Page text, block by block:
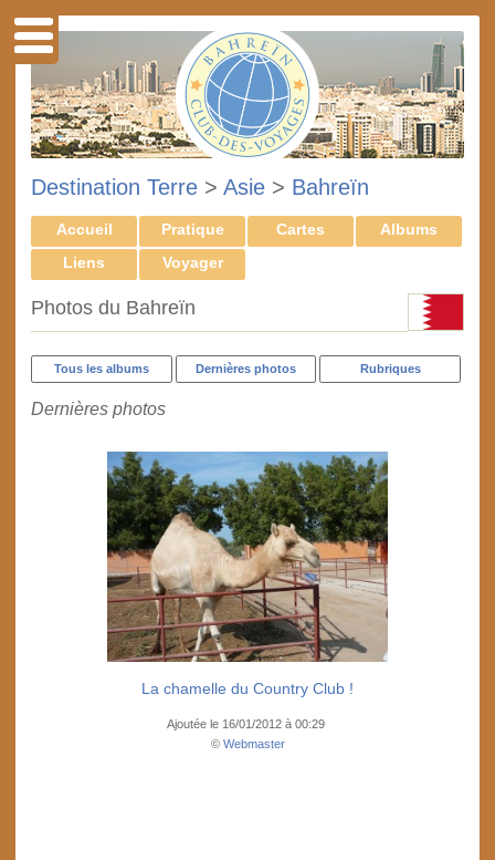
Destination Terre > Asie > Bahreïn
Accueil Pratique Cartes
Albums
Liens
Voyager
Photos du Bahreïn
Tous les albums Dernières photos Rubriques
Dernières photos
La chamelle du Country Club !
Ajoutée le 16/01/2012 à 00:29
© Webmaster